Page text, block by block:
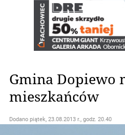
Gmina Dopiewo
mieszkańców
Dodano piątek, 23.08.2013 r., godz. 20.40